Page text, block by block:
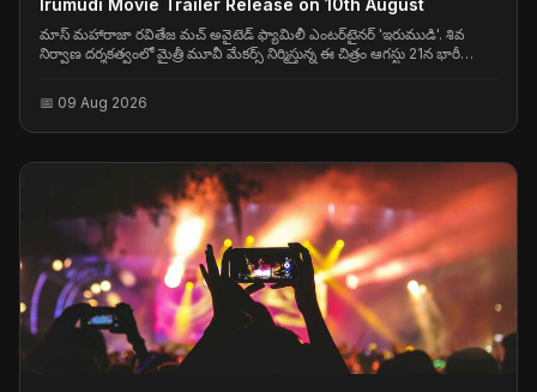
Irumudi Movie Trailer Release on 10th August
మాస్ మహారాజా రవితేజ మచ్ అవైటెడ్ ఫ్యామిలీ ఎంటర్‌టైనర్ 'ఇరుముడి'. శివ
నిర్వాణ దర్శకత్వంలో మైత్రీ మూవీ మేకర్స్ నిర్మిస్తున్న ఈ చిత్రం ఆగస్టు 21న భారీ
📅 09 Aug 2026